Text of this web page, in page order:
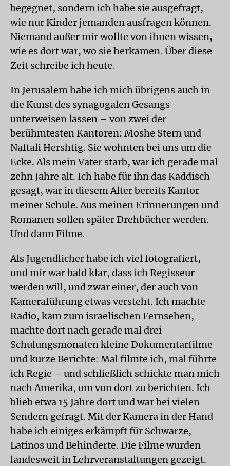
begegnet, sondern ich habe sie ausgefragt,
wie nur Kinder jemanden ausfragen können.
Niemand außer mir wollte von ihnen wissen,
wie es dort war, wo sie herkamen. Über diese
Zeit schreibe ich heute.
In Jerusalem habe ich mich übrigens auch in
die Kunst des synagogalen Gesangs
unterweisen lassen – von zwei der
berühmtesten Kantoren: Moshe Stern und
Naftali Hershtig. Sie wohnten bei uns um die
Ecke. Als mein Vater starb, war ich gerade mal
zehn Jahre alt. Ich habe für ihn das Kaddisch
gesagt, war in diesem Alter bereits Kantor
meiner Schule. Aus meinen Erinnerungen und
Romanen sollen später Drehbücher werden.
Und dann Filme.
Als Jugendlicher habe ich viel fotografiert,
und mir war bald klar, dass ich Regisseur
werden will, und zwar einer, der auch von
Kameraführung etwas versteht. Ich machte
Radio, kam zum israelischen Fernsehen,
machte dort nach gerade mal drei
Schulungsmonaten kleine Dokumentarfilme
und kurze Berichte: Mal filmte ich, mal führte
ich Regie – und schließlich schickte man mich
nach Amerika, um von dort zu berichten. Ich
blieb etwa 15 Jahre dort und war bei vielen
Sendern gefragt. Mit der Kamera in der Hand
habe ich einiges erkämpft für Schwarze,
Latinos und Behinderte. Die Filme wurden
landesweit in Lehrveranstaltungen gezeigt.